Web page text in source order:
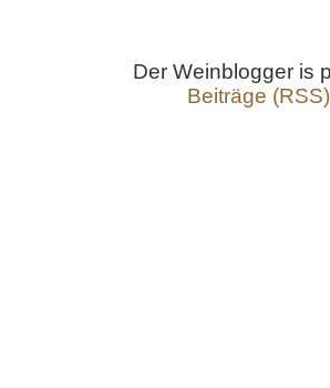
Der Weinblogger is
Beiträge (RSS)